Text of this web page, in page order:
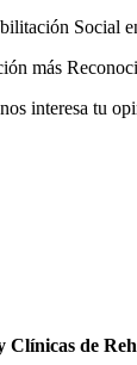
Social
más
interesa tu
Clínicas de